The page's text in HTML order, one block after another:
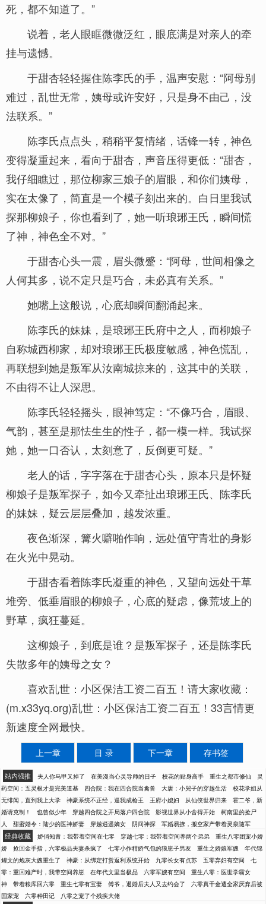
死，都不知道了。”
说着，老人眼眶微微泛红，眼底满是对亲人的牵
挂与遗憾。
于甜杏轻轻握住陈李氏的手，温声安慰：“阿母别
难过，乱世无常，姨母或许安好，只是身不由己，没
法联系。”
陈李氏点点头，稍稍平复情绪，话锋一转，神色
变得凝重起来，看向于甜杏，声音压得更低：“甜杏，
我仔细瞧过，那位柳家三娘子的眉眼，和你们姨母，
实在太像了，简直是一个模子刻出来的。白日里我试
探那柳娘子，你也看到了，她一听琅琊王氏，瞬间慌
了神，神色全不对。”
于甜杏心头一震，眉头微蹙：“阿母，世间相像之
人何其多，说不定只是巧合，未必真有关系。”
她嘴上这般说，心底却瞬间翻涌起来。
陈李氏的妹妹，是琅琊王氏府中之人，而柳娘子
自称城西柳家，却对琅琊王氏极度敏感，神色慌乱，
再联想到她是叛军从汝南城掠来的，这其中的关联，
不由得不让人深思。
陈李氏轻轻摇头，眼神笃定：“不像巧合，眉眼、
气韵，甚至是那怯生生的性子，都一模一样。我试探
她，她一口否认，太刻意了，反倒更可疑。”
老人的话，字字落在于甜杏心头，原本只是怀疑
柳娘子是叛军探子，如今又牵扯出琅琊王氏、陈李氏
的妹妹，疑云层层叠加，越发浓重。
夜色渐深，篝火噼啪作响，远处值守青壮的身影
在火光中晃动。
于甜杏看着陈李氏凝重的神色，又望向远处干草
堆旁、低垂眉眼的柳娘子，心底的疑虑，像荒坡上的
野草，疯狂蔓延。
这柳娘子，到底是谁？是叛军探子，还是陈李氏
失散多年的姨母之女？
喜欢乱世：小区保洁工资二百五！请大家收藏：
(m.x33yq.org)乱世：小区保洁工资二百五！33言情更
新速度全网最快。
上一章 目 录 下一章 存书签
站内强推 夫人你马甲又掉了 在美漫当心灵导师的日子 校花的贴身高手 重生之都市修仙
灵
药空间：五灵根才是完美道基
四合院：我在四合院当禽兽 大唐：小兕子的穿越生活
校花学姐从
无绯闻，直到我上大学
神豪系统不正经，逼我成枪王 王府小媳妇 从仙侠世界归来
霍二爷，新
婚请克制！
也曾似少年 穿越四合院之开局落户四合院 影视世界从小舍得开始
柯南里的捡尸
人
甜蜜婚令：陆少的医神娇妻 穿越逍遥嫡女 阴间神探 军婚易撩，搬空家产带着灵泉随军
经典收藏 娇俏知青：我带着空间在七零 穿越七零：我带着空间养两个弟弟
重生八零团宠小娇
娇
抢回金手指，六零极品夫妻杀疯了 七零小作精娇气包的狼崽子男友 重生之娇娘军嫂
年代锦
鲤文的炮灰大嫂重生了
神豪：从绑定打赏返利系统开始 九零长女有点苏 五零弃妇有空间
七
零：重回难产时，我带空间养崽
在年代文里当极品 六零军嫂有空间
重生八零：医世学霸女
神
带着粮库回六零 重生七零有宝妻 傅爷，退婚后夫人又去约会了
六零真千金遭全家厌弃后被
国家宠
六零种田记 八零之宠了个残疾大佬